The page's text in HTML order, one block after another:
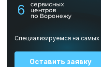
6
сервисных
центров
по Воронежу
Специализируемся на
Оставить заявку